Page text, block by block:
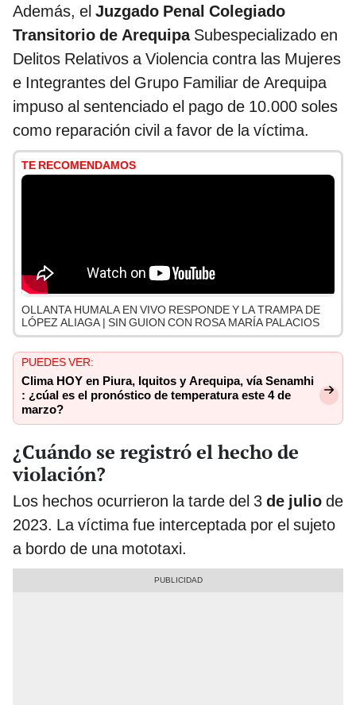
Además, el Juzgado Penal Colegiado
Transitorio de Arequipa Subespecializado en
Delitos Relativos a Violencia contra las Mujeres
e Integrantes del Grupo Familiar de Arequipa
impuso al sentenciado el pago de 10.000 soles
como reparación civil a favor de la víctima.
TE RECOMENDAMOS
OLLANTA HUMALA EN VIVO RESPONDE Y LA TRAMPA DE
LÓPEZ ALIAGA | SIN GUION CON ROSA MARÍA PALACIOS
PUEDES VER:
Clima HOY en Piura, Iquitos y Arequipa, vía Senamhi
: ¿cúal es el pronóstico de temperatura este 4 de
marzo?
¿Cuándo se registró el hecho de
violación?
Los hechos ocurrieron la tarde del 3 de julio de
2023. La víctima fue interceptada por el sujeto
a bordo de una mototaxi.